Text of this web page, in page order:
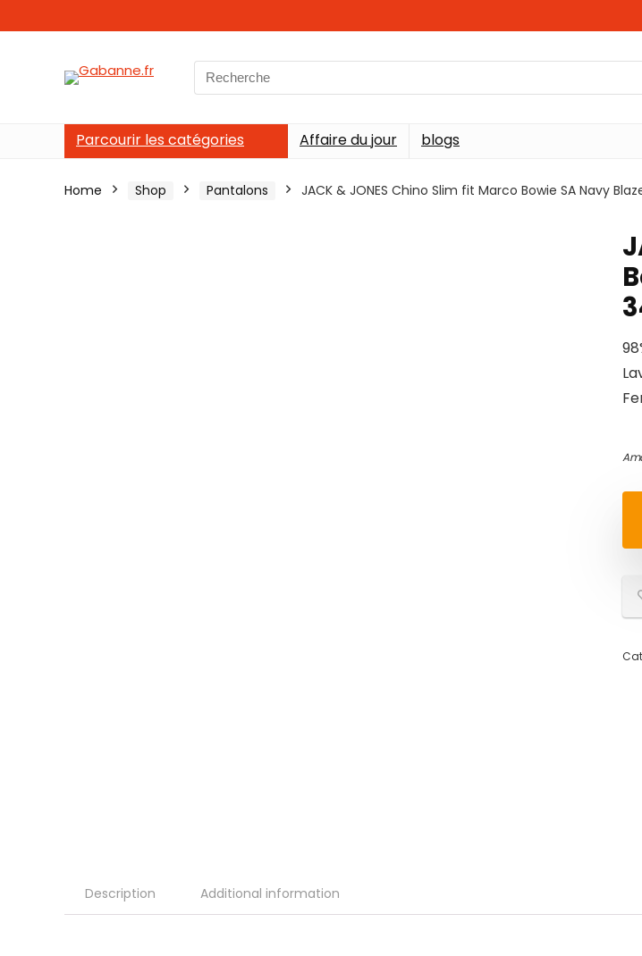
Search
for:
Parcourir les catégories Affaire du jour blogs
Home Shop Pantalons JACK & JONES Chino Slim fit Marco Bowie SA Navy
Description Additional information